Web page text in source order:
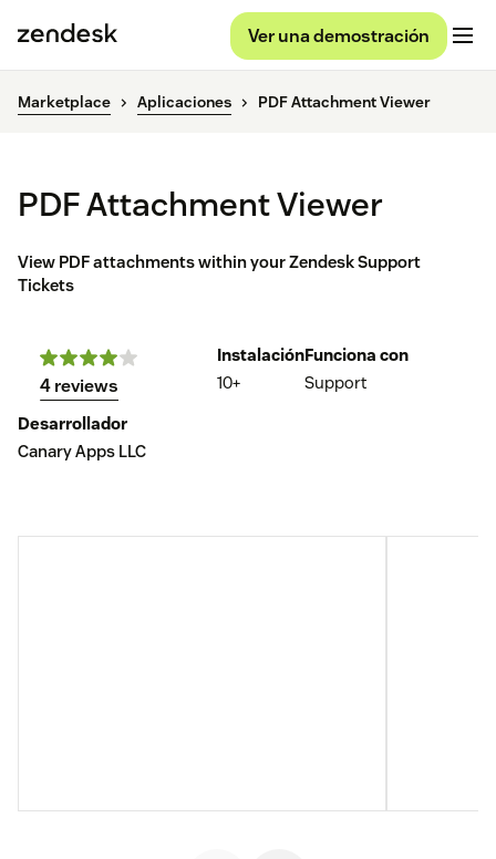
Ver una demostración
Marketplace Aplicaciones PDF Attachment Viewer
PDF Attachment Viewer
View PDF attachments within your Zendesk Support
Tickets
4 reviews
Instalación
10+
Funciona con
Support
Desarrollador
Canary Apps LLC